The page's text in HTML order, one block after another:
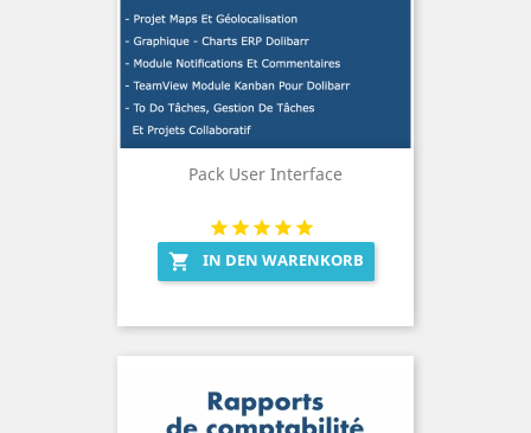
Pack User Interface
 IN DEN WARENKORB